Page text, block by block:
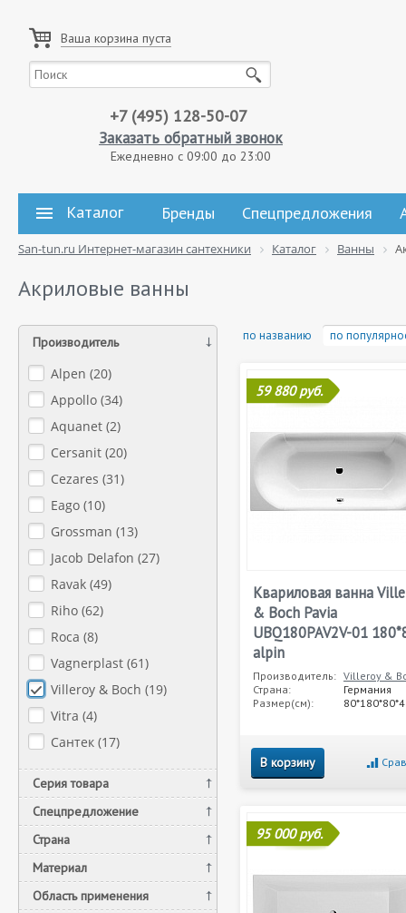
Ваша корзина пуста
+7 (495) 128-50-07
Заказать обратный звонок
Ежедневно с 09:00 до 23:00
Каталог Бренды Спецпредложения
San-tun.ru Интернет-магазин сантехники Каталог Ванны
Акриловые ванны
Производитель
Alpen (20)
Appollo (34)
Aquanet (2)
Cersanit (20)
Cezares (31)
Eago (10)
Grossman (13)
Jacob Delafon (27)
Ravak (49)
Riho (62)
Roca (8)
Vagnerplast (61)
Villeroy & Boch (19)
Vitra (4)
Сантек (17)
Серия товара
Спецпредложение
Страна
Материал
Область применения
по названию по
59 880 руб.
Квариловая ванна
& Boch Pavia
UBQ180PAV2V-01
alpin
Производитель: Villeroy &
Страна:
Германия
Размер(см):
В корзину
95 000 руб.